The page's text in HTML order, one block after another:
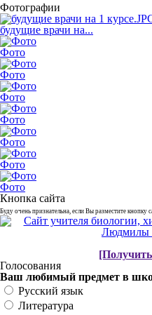
Фотографии
будущие врачи на...
Фото
Фото
Фото
Фото
Фото
Фото
Фото
Кнопка сайта
Буду очень признательна, если Вы разместите кнопку
Голосования
Ваш любимый предмет в
Русский язык
Литература